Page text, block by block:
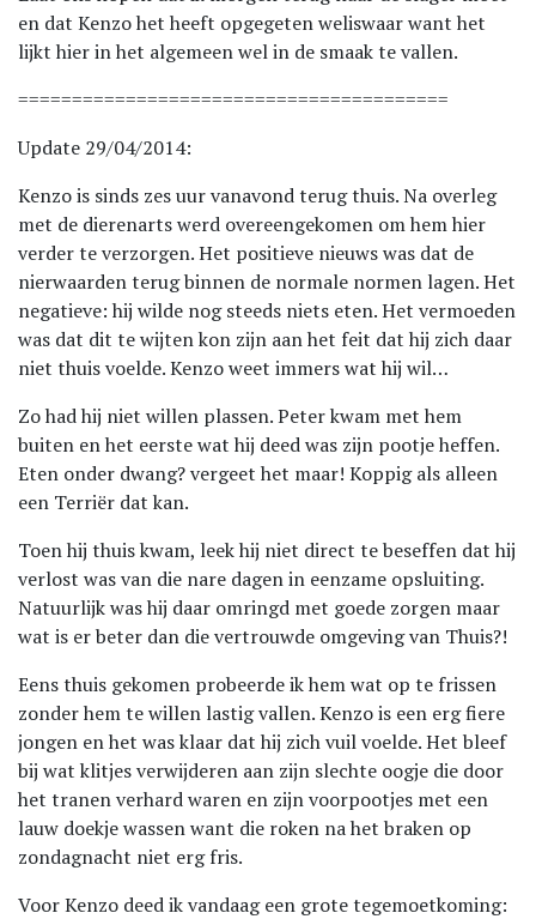
en dat Kenzo het heeft opgegeten weliswaar want het
lijkt hier in het algemeen wel in de smaak te vallen.
========================================
Update 29/04/2014:
Kenzo is sinds zes uur vanavond terug thuis. Na overleg
met de dierenarts werd overeengekomen om hem hier
verder te verzorgen. Het positieve nieuws was dat de
nierwaarden terug binnen de normale normen lagen. Het
negatieve: hij wilde nog steeds niets eten. Het vermoeden
was dat dit te wijten kon zijn aan het feit dat hij zich daar
niet thuis voelde. Kenzo weet immers wat hij wil…
Zo had hij niet willen plassen. Peter kwam met hem
buiten en het eerste wat hij deed was zijn pootje heffen.
Eten onder dwang? vergeet het maar! Koppig als alleen
een Terriër dat kan.
Toen hij thuis kwam, leek hij niet direct te beseffen dat hij
verlost was van die nare dagen in eenzame opsluiting.
Natuurlijk was hij daar omringd met goede zorgen maar
wat is er beter dan die vertrouwde omgeving van Thuis?!
Eens thuis gekomen probeerde ik hem wat op te frissen
zonder hem te willen lastig vallen. Kenzo is een erg fiere
jongen en het was klaar dat hij zich vuil voelde. Het bleef
bij wat klitjes verwijderen aan zijn slechte oogje die door
het tranen verhard waren en zijn voorpootjes met een
lauw doekje wassen want die roken na het braken op
zondagnacht niet erg fris.
Voor Kenzo deed ik vandaag een grote tegemoetkoming: